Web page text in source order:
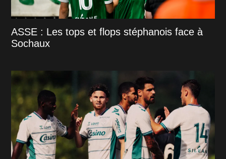
ASSE : Les tops et flops stéphanois face à
Sochaux